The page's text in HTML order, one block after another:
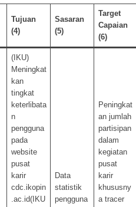
Tujuan
(4)
Sasaran
(5)
Target
Capaian
(6)
(IKU)
Meningkat
kan
tingkat
keterlibata
n
pengguna
pada
website
pusat
karir
cdc.ikopin
.ac.id(IKU
Data
statistik
pengguna
Peningkat
an jumlah
partisipan
dalam
kegiatan
pusat
karir
khususny
a tracer